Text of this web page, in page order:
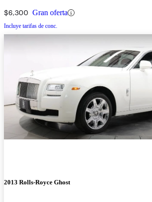
$6,300 Gran oferta
Incluye tarifas de conc.
2013 Rolls-Royce Ghost